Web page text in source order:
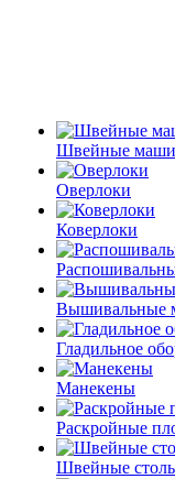
Швейные
Оверлоки
Коверлоки
Вышивальные
Гладильное
Манекены
Раскройные
Швейные